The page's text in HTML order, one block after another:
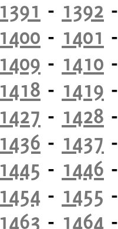
1391 - 1392
1400 - 1401
1409 - 1410
1418 - 1419
1427 - 1428
1436 - 1437
1445 - 1446
1454 - 1455
1463 - 1464